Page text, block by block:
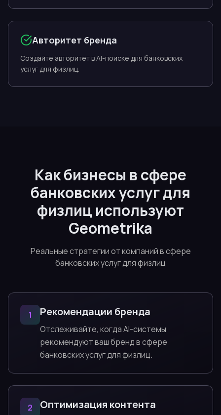
Авторитет бренда
Создайте авторитет в AI-поиске для банковских
услуг для физлиц.
Как бизнесы в сфере
банковских услуг для
физлиц используют
Geometrika
Реальные стратегии от компаний в сфере
банковских услуг для физлиц
1 Рекомендации бренда
Отслеживайте, когда AI-системы
рекомендуют ваш бренд в сфере
банковских услуг для физлиц.
2 Оптимизация контента